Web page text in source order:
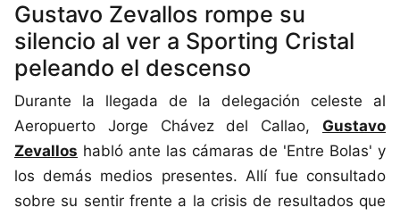
Gustavo Zevallos rompe su
silencio al ver a Sporting Cristal
peleando el descenso
Durante la llegada de la delegación celeste al
Aeropuerto Jorge Chávez del Callao, Gustavo
Zevallos habló ante las cámaras de 'Entre Bolas' y
los demás medios presentes. Allí fue consultado
sobre su sentir frente a la crisis de resultados que